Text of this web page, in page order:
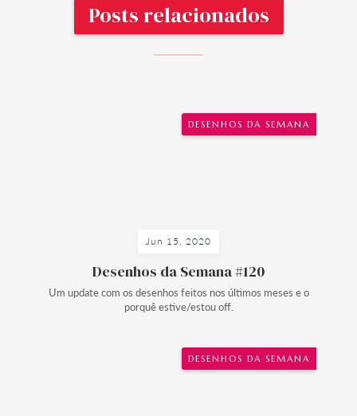
Posts relacionados
DESENHOS DA SEMANA
Jun 15, 2020
Desenhos da Semana #120
Um update com os desenhos feitos nos últimos meses e o
porquê estive/estou off.
DESENHOS DA SEMANA